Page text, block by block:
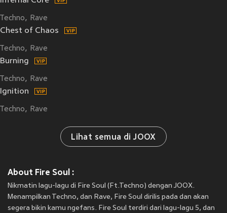
Techno Rave
Chest of Chaos
Techno Rave
Burning
Techno Rave
Ignition
Techno Rave
Lihat semua di JOOX
About Fire Soul :
Nikmatin lagu-lagu di Fire Soul (Ft.Techno) dengan JOOX.
Menampilkan Techno, dan Rave, Fire Soul dirilis pada dan akan
segera bikin kamu ngefans. Fire Soul terdiri dari lagu-lagu 5, dan